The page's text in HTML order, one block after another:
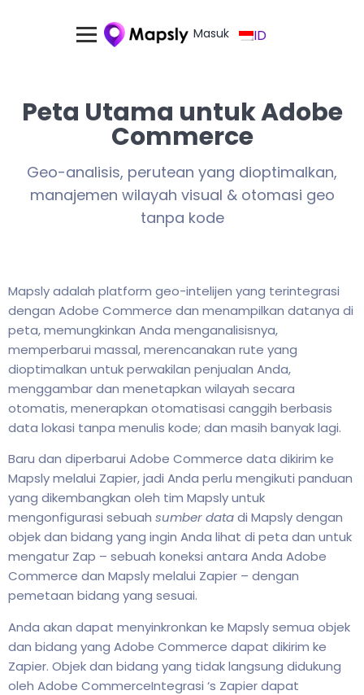
Masuk ID
Peta Utama untuk Adobe
Commerce
Geo-analisis, perutean yang dioptimalkan,
manajemen wilayah visual & otomasi geo
tanpa kode
Mapsly adalah platform geo-intelijen yang terintegrasi
dengan Adobe Commerce dan menampilkan datanya di
peta, memungkinkan Anda menganalisisnya,
memperbarui massal, merencanakan rute yang
dioptimalkan untuk perwakilan penjualan Anda,
menggambar dan menetapkan wilayah secara
otomatis, menerapkan otomatisasi canggih berbasis
data lokasi tanpa menulis kode; dan masih banyak lagi.
Baru dan diperbarui Adobe Commerce data dikirim ke
Mapsly melalui Zapier, jadi Anda perlu mengikuti panduan
yang dikembangkan oleh tim Mapsly untuk
mengonfigurasi sebuah sumber datadi Mapsly dengan
objek dan bidang yang ingin Anda lihat di peta dan untuk
mengatur Zap – sebuah koneksi antara Anda Adobe
Commerce dan Mapsly melalui Zapier – dengan
pemetaan bidang yang sesuai.
Anda akan dapat menyinkronkan ke Mapsly semua objek
dan bidang yang Adobe Commerce dapat dikirim ke
Zapier. Objek dan bidang yang tidak langsung didukung
oleh Adobe CommerceIntegrasi ‘s Zapier dapat